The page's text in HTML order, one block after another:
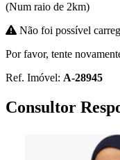
(Num raio de 2km)
Não foi possível
Por favor, tente
Ref. Imóvel: A-28945
Consultor